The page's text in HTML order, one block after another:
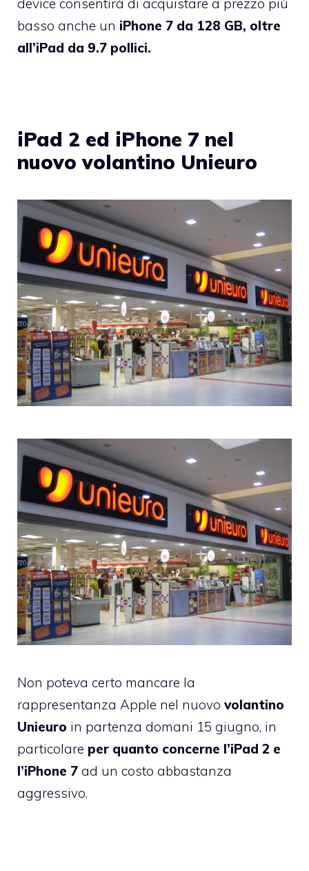
device consentirà di acquistare a prezzo più
basso anche un iPhone 7 da 128 GB, oltre
all’iPad da 9.7 pollici.
iPad 2 ed iPhone 7 nel
nuovo volantino Unieuro
Non poteva certo mancare la
rappresentanza Apple nel nuovo volantino
Unieuro in partenza domani 15 giugno, in
particolare per quanto concerne l’iPad 2 e
l’iPhone 7 ad un costo abbastanza
aggressivo.